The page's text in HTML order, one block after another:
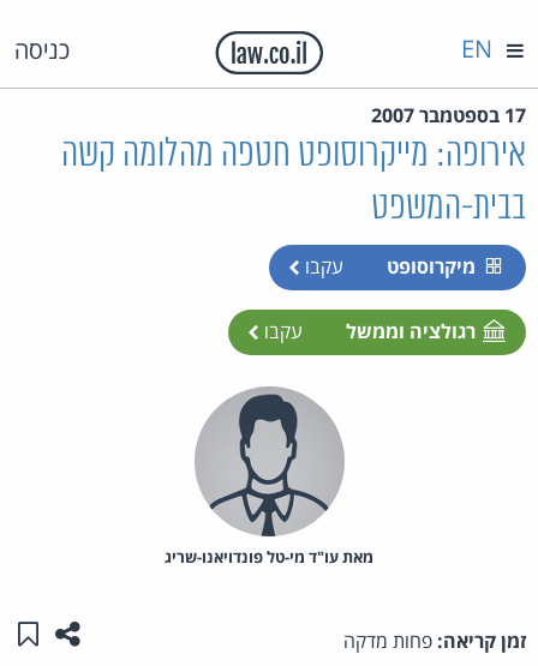
כניסה EN
17 בספטמבר 2007
אירופה: מייקרוסופט חטפה מהלומה קשה
בבית-המשפט
מיקרוסופט עקבו
רגולציה וממשל עקבו
מאת‏ עו"ד מי-טל פונדויאנו-שריג
זמן קריאה: פחות מדקה שתפו